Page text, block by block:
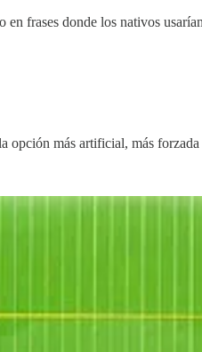
frases donde los nativos
opción más artificial, más